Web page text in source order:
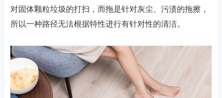
对固体颗粒垃圾的打扫，而拖是针对灰尘、污渍的拖擦，
所以一种路径无法根据特性进行有针对性的清洁。